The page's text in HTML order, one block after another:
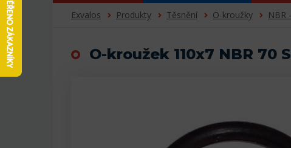
Exvalos Produkty Těsnění O-kroužky NBR
O-kroužek 110x7 NBR 70